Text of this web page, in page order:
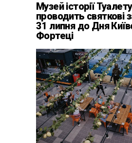
Музей історії Туалету
проводить святкові
31 липня до Дня
Фортеці